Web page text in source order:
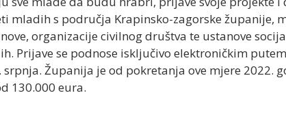
mladih s područja Krapinsko-zagorske županije,
organizacije civilnog društva te ustanove
Prijave se podnose isključivo elektroničkim putem
Županija je od pokretanja ove mjere 2022.
130.000 eura.